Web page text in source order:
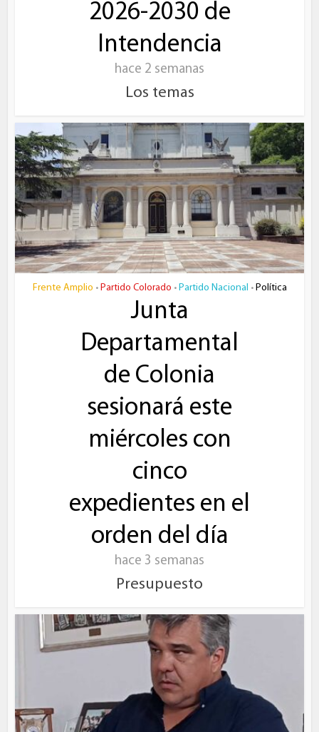
2026-2030 de
Intendencia
hace 2 semanas
Los temas
Frente Amplio • Partido Colorado • Partido Nacional • Política
Junta
Departamental
de Colonia
sesionará este
miércoles con
cinco
expedientes en el
orden del día
hace 3 semanas
Presupuesto